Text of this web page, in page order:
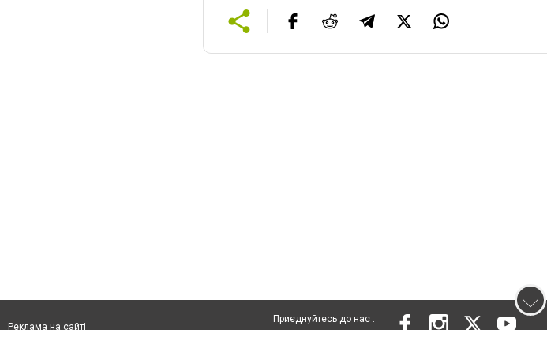
Реклама на сайті
Приєднуйтесь до нас :